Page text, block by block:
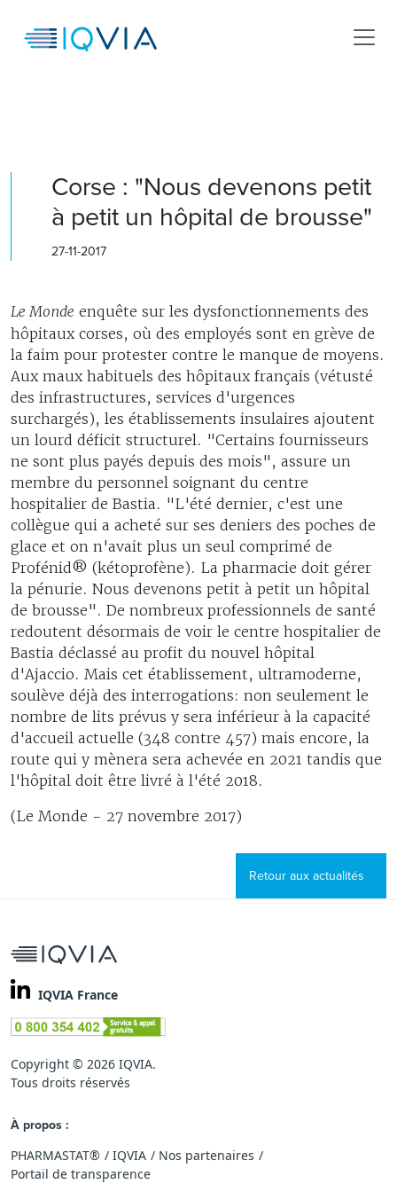
Corse : "Nous devenons petit
à petit un hôpital de brousse"
27-11-2017
Le Monde enquête sur les dysfonctionnements des
hôpitaux corses, où des employés sont en grève de
la faim pour protester contre le manque de moyens.
Aux maux habituels des hôpitaux français (vétusté
des infrastructures, services d'urgences
surchargés), les établissements insulaires ajoutent
un lourd déficit structurel. "Certains fournisseurs
ne sont plus payés depuis des mois", assure un
membre du personnel soignant du centre
hospitalier de Bastia. "L'été dernier, c'est une
collègue qui a acheté sur ses deniers des poches de
glace et on n'avait plus un seul comprimé de
Profénid® (kétoprofène). La pharmacie doit gérer
la pénurie. Nous devenons petit à petit un hôpital
de brousse". De nombreux professionnels de santé
redoutent désormais de voir le centre hospitalier de
Bastia déclassé au profit du nouvel hôpital
d'Ajaccio. Mais cet établissement, ultramoderne,
soulève déjà des interrogations: non seulement le
nombre de lits prévus y sera inférieur à la capacité
d'accueil actuelle (348 contre 457) mais encore, la
route qui y mènera sera achevée en 2021 tandis que
l'hôpital doit être livré à l'été 2018.
(Le Monde - 27 novembre 2017)
Retour aux actualités
IQVIA France
Copyright © 2026 IQVIA.
Tous droits réservés
À propos :
PHARMASTAT® IQVIA
Nos partenaires
Portail de transparence